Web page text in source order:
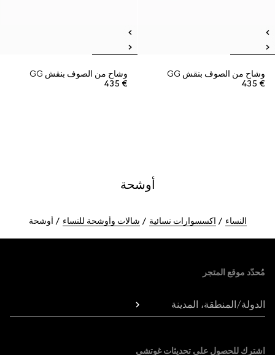
وشاح من الصوف بنقش GG
€ 435
وشاح من الصوف بنقش GG
€ 435
أوشحة
النساء اكسسوارات نسائية شالات وأوشحة للنساء أوشحة
مُحدّد موقع المتجر
الدولة/المنطقة، المدينة
اشترك للحصول على تحديثات غوتشي